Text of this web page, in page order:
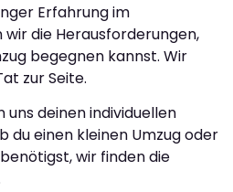
Erfahrung im
die Herausforderungen,
begegnen kannst. Wir
zur Seite.
uns deinen individuellen
du einen kleinen Umzug oder
wir finden die